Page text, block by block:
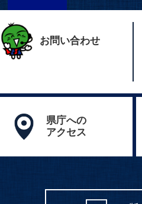
お問い合わせ
県庁への
アクセス